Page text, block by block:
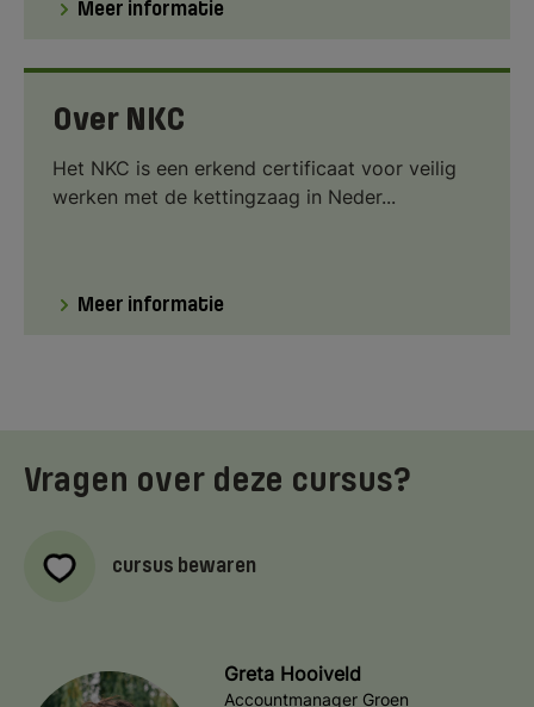
Meer informatie
Over NKC
Het NKC is een erkend certificaat voor veilig
werken met de kettingzaag in Neder...
Meer informatie
Vragen over deze cursus?
cursus bewaren
Greta Hooiveld
Accountmanager Groen